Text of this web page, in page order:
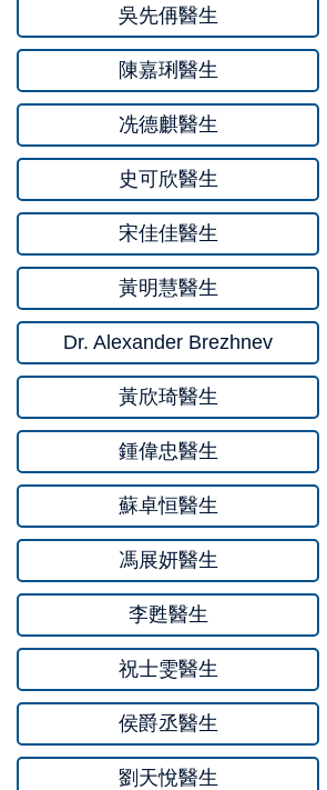
吳先侢醫生
陳嘉琍醫生
冼德麒醫生
史可欣醫生
宋佳佳醫生
黃明慧醫生
Dr. Alexander Brezhnev
黃欣琦醫生
鍾偉忠醫生
蘇卓恒醫生
馮展妍醫生
李甦醫生
祝士雯醫生
侯爵丞醫生
劉天悅醫生